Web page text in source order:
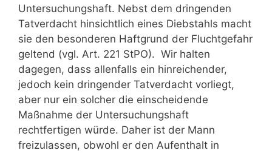
Untersuchungshaft. Nebst dem dringenden
Tatverdacht hinsichtlich eines Diebstahls macht
sie den besonderen Haftgrund der Fluchtgefahr
geltend (vgl. Art. 221 StPO). Wir halten
dagegen, dass allenfalls ein hinreichender,
jedoch kein dringender Tatverdacht vorliegt,
aber nur ein solcher die einscheidende
Maßnahme der Untersuchungshaft
rechtfertigen würde. Daher ist der Mann
freizulassen, obwohl er den Aufenthalt in